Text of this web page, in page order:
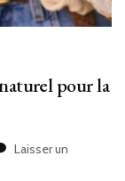
pour la
Laisser un